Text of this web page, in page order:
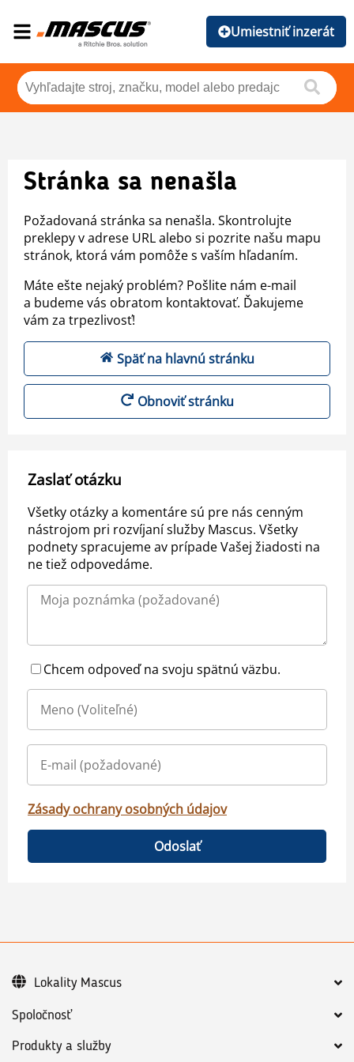
Umiestniť inzerát
Stránka sa nenašla
Požadovaná stránka sa nenašla. Skontrolujte
preklepy v adrese URL alebo si pozrite našu mapu
stránok, ktorá vám pomôže s vaším hľadaním.
Máte ešte nejaký problém? Pošlite nám e-mail
a budeme vás obratom kontaktovať. Ďakujeme
vám za trpezlivosť!
Späť na hlavnú stránku
Obnoviť stránku
Zaslať otázku
Všetky otázky a komentáre sú pre nás cenným
nástrojom pri rozvíjaní služby Mascus. Všetky
podnety spracujeme av prípade Vašej žiadosti na
ne tiež odpovedáme.
Chcem odpoveď na svoju spätnú väzbu.
Zásady ochrany osobných údajov
Odoslať
Spoločnosť
Produkty a služby
Lokality Mascus